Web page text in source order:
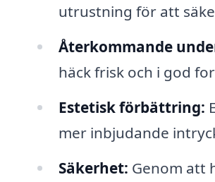
utrustning för att
Återkommande
häck frisk och i god
Estetisk förbättring:
mer inbjudande
Säkerhet: Genom att